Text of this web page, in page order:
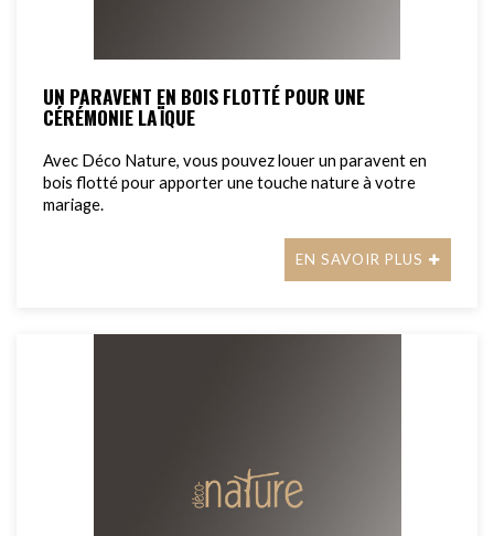
UN PARAVENT EN BOIS FLOTTÉ POUR UNE
CÉRÉMONIE LAÏQUE
Avec Déco Nature, vous pouvez louer un paravent en
bois flotté pour apporter une touche nature à votre
mariage.
EN SAVOIR PLUS